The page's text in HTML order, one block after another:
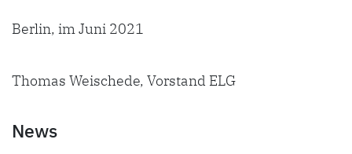
Berlin, im Juni 2021
Thomas Weischede, Vorstand ELG
News